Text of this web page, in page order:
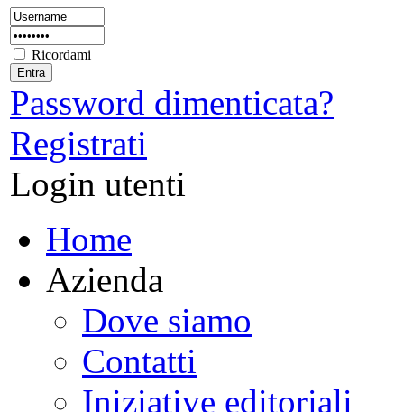
Ricordami
Password dimenticata?
Registrati
Login utenti
Home
Azienda
Dove siamo
Contatti
Iniziative editoriali